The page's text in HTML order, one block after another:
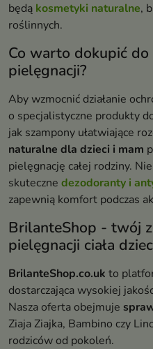
będą kosmetyki naturalne,
roślinnych.
Co warto dokupić
pielęgnacji?
Aby wzmocnić działanie
o specjalistyczne produkty
jak szampony ułatwiające
naturalne dla dzieci i mam
pielęgnację całej rodziny.
skuteczne dezodoranty i
zapewnią komfort podczas
BrilanteShop - twój
pielęgnacji ciała
BrilanteShop.co.uk to
dostarczająca wysokiej
Nasza oferta obejmuje
Ziaja Ziajka, Bambino czy
rodziców od pokoleń.